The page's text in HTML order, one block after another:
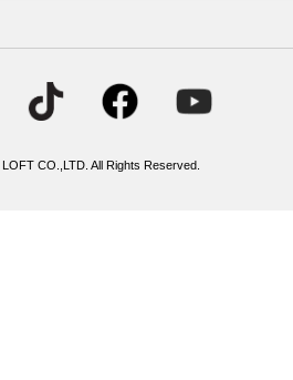
CO.,LTD. All Rights Reserved.